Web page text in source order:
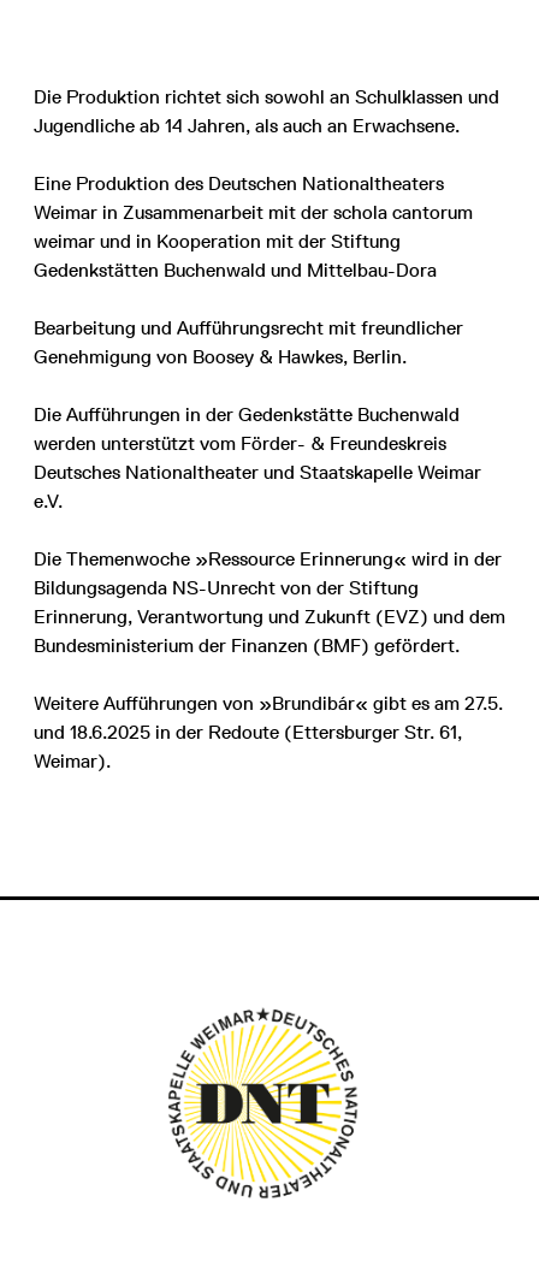
Die Produktion richtet sich sowohl an Schulklassen und
Jugendliche ab 14 Jahren, als auch an Erwachsene.
Eine Produktion des Deutschen Nationaltheaters
Weimar in Zusammenarbeit mit der schola cantorum
weimar und in Kooperation mit der Stiftung
Gedenkstätten Buchenwald und Mittelbau-Dora
Bearbeitung und Aufführungsrecht mit freundlicher
Genehmigung von Boosey & Hawkes, Berlin.
Die Aufführungen in der Gedenkstätte Buchenwald
werden unterstützt vom Förder- & Freundeskreis
Deutsches Nationaltheater und Staatskapelle Weimar
e.V.
Die Themenwoche »Ressource Erinnerung« wird in der
Bildungsagenda NS-Unrecht von der Stiftung
Erinnerung, Verantwortung und Zukunft (EVZ) und dem
Bundesministerium der Finanzen (BMF) gefördert.
Weitere Aufführungen von »Brundibár« gibt es am 27.5.
und 18.6.2025 in der Redoute (Ettersburger Str. 61,
Weimar).